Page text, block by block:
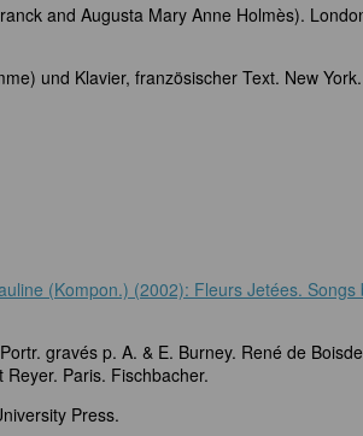
and Augusta Mary Anne Holmès).
und Klavier, französischer Text. New
(Kompon.) (2002): Fleurs Jetées. Songs
gravés p. A. & E. Burney. René de
Paris. Fischbacher.
Press.